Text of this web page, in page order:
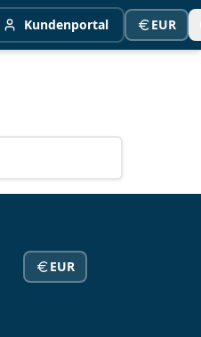
Kundenportal EUR
EUR